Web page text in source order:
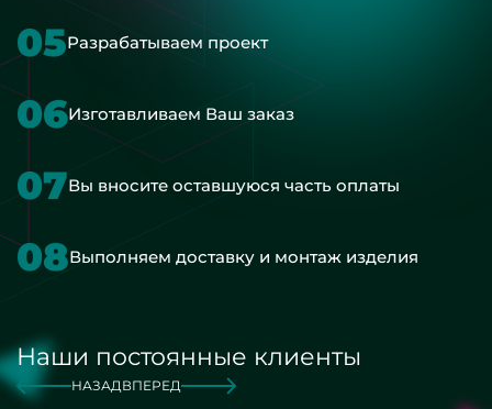
05Разрабатываем проект
06Изготавливаем Ваш заказ
07Вы вносите оставшуюся часть оплаты
08Выполняем доставку и монтаж изделия
Наши постоянные клиенты
НАЗАДВПЕРЕД